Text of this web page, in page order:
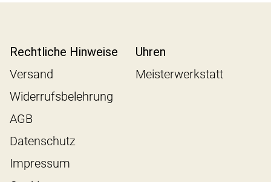
Rechtliche Hinweise
Versand
Widerrufsbelehrung
AGB
Datenschutz
Impressum
Uhren
Meisterwerkstatt